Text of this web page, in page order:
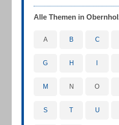
Alle Themen in
A B C
G H
M N O
S T U